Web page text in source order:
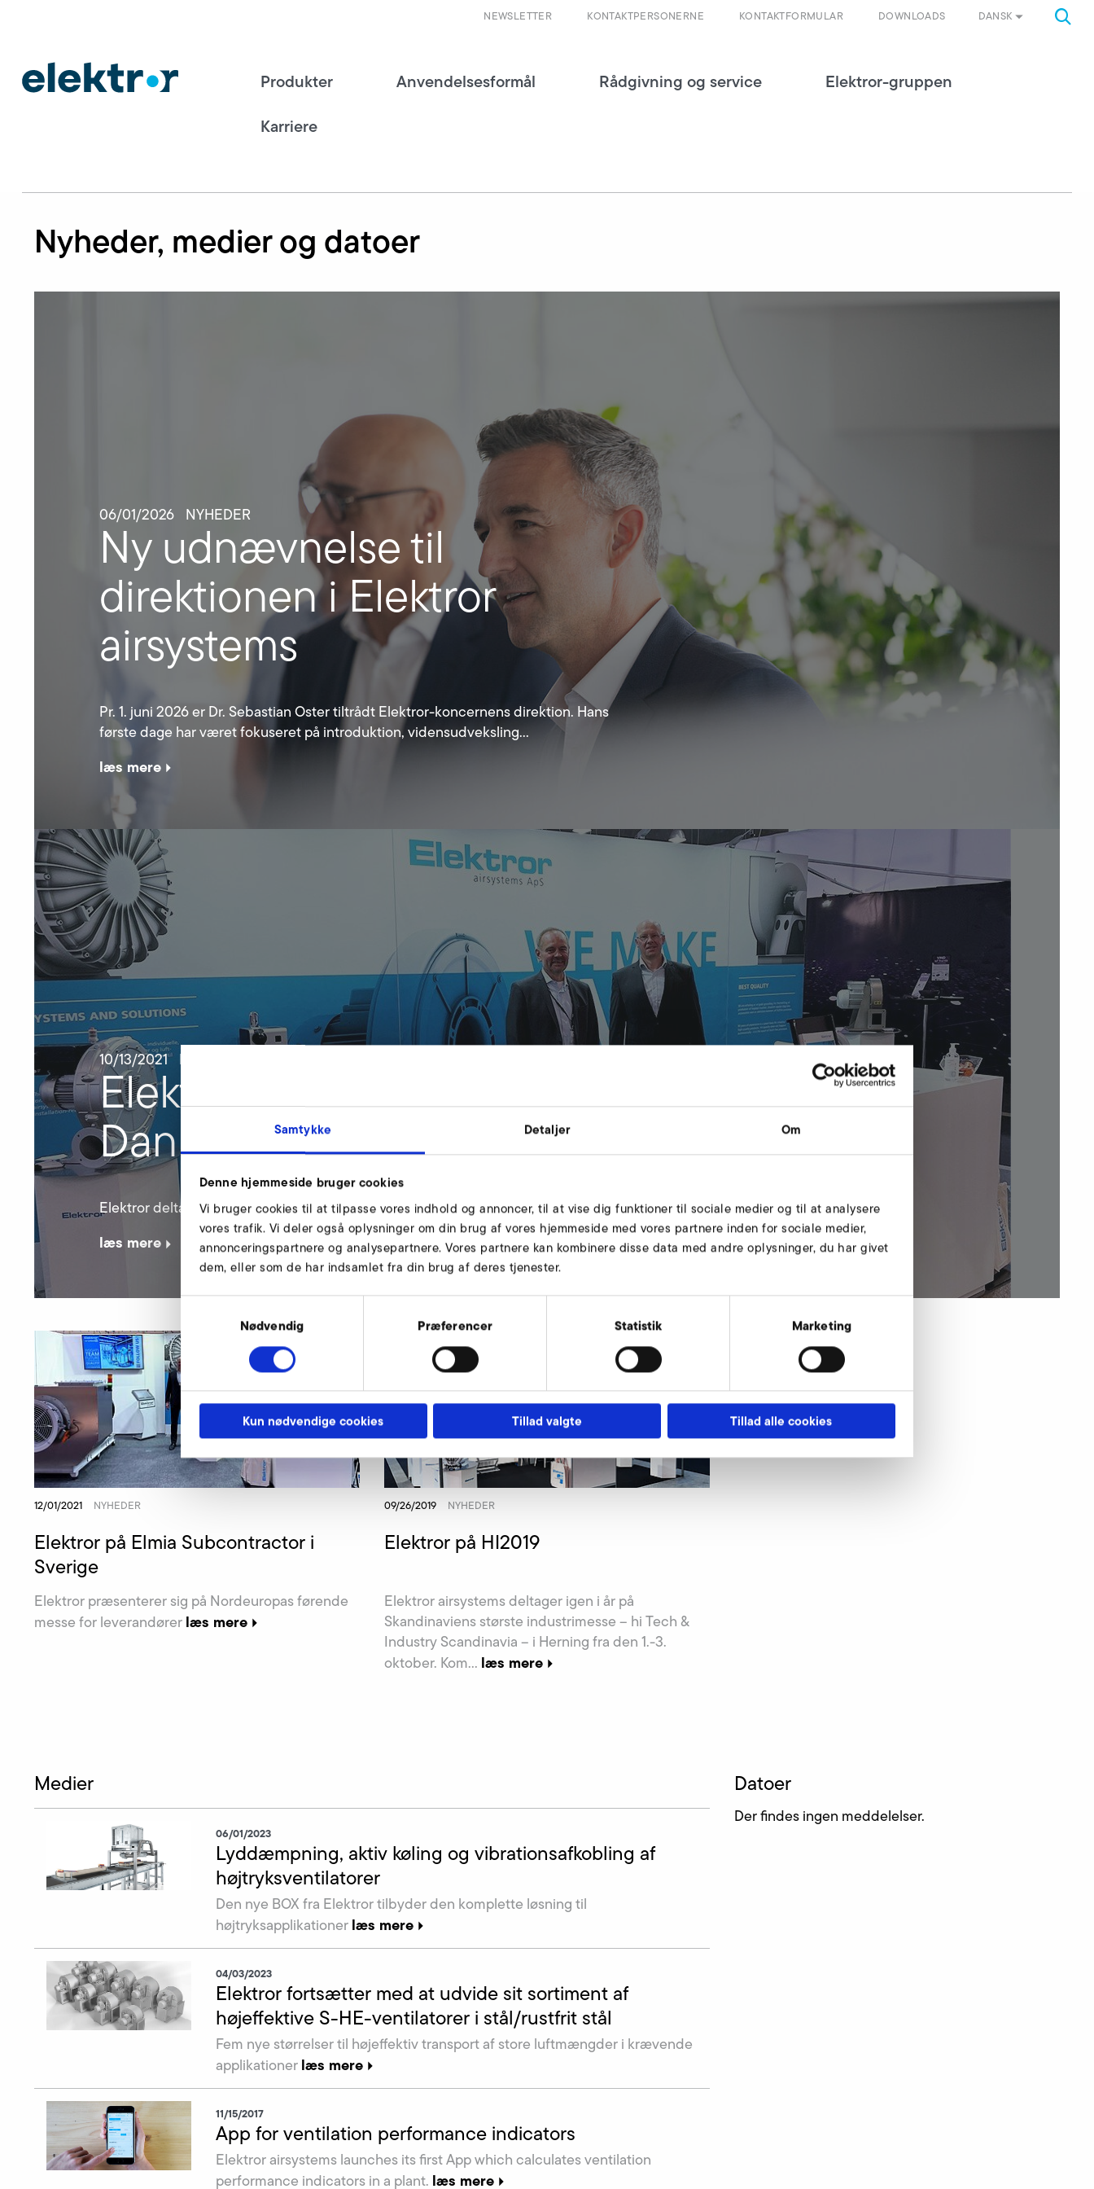
Samtykke Detaljer Om
Denne hjemmeside bruger cookies
Vi bruger cookies til at tilpasse vores indhold og annoncer, til at vise dig funktioner til sociale medier og til at analysere
vores trafik. Vi deler også oplysninger om din brug af vores hjemmeside med vores partnere inden for sociale medier,
annonceringspartnere og analysepartnere. Vores partnere kan kombinere disse data med andre oplysninger, du har givet
dem, eller som de har indsamlet fra din brug af deres tjenester.
Nødvendig Præferencer Statistik Marketing
Kun nødvendige cookies Tillad valgte Tillad alle cookies
DANSK
DOWNLOADS
KONTAKTFORMULAR
KONTAKTPERSONERNE
NEWSLETTER
Produkter Anvendelsesformål Rådgivning og service
Elektror-gruppen
Karriere
Nyheder, medier og datoer
06/01/2026 NYHEDER
Ny udnævnelse til
direktionen i Elektror
airsystems
Pr. 1. juni 2026 er Dr. Sebastian Oster tiltrådt Elektror-koncernens direktion. Hans
første dage har været fokuseret på introduktion, vidensudveksling…
læs mere
10/13/2021 NYHEDER
Elektror på HI messen i
Danmark
Elektror deltager på Skandinaviens største teknologi- og industrimesse
læs mere
12/01/2021 NYHEDER
Elektror på Elmia Subcontractor i
Sverige
Elektror præsenterer sig på Nordeuropas førende
messe for leverandørerlæs mere
09/26/2019 NYHEDER
Elektror på HI2019
Elektror airsystems deltager igen i år på
Skandinaviens største industrimesse – hi Tech &
Industry Scandinavia – i Herning fra den 1.-3.
oktober. Kom… læs mere
Medier
06/01/2023
Lyddæmpning, aktiv køling og vibrationsafkobling af
højtryksventilatorer
Den nye BOX fra Elektror tilbyder den komplette løsning til
højtryksapplikationerlæs mere
04/03/2023
Elektror fortsætter med at udvide sit sortiment af
højeffektive S-HE-ventilatorer i stål/rustfrit stål
Fem nye størrelser til højeffektiv transport af store luftmængder i krævende
applikationerlæs mere
11/15/2017
App for ventilation performance indicators
Elektror airsystems launches its first App which calculates ventilation
performance indicators in a plant. læs mere
Datoer
Der findes ingen meddelelser.